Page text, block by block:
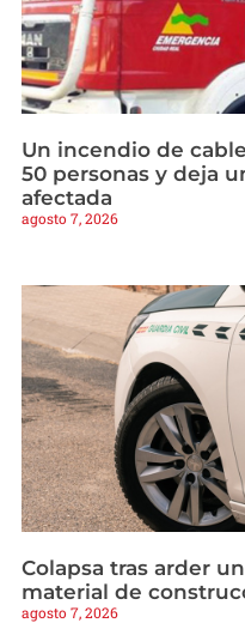
Un incendio de
50 personas y deja
afectada
agosto 7, 2026
Colapsa tras arder
material de
agosto 7, 2026